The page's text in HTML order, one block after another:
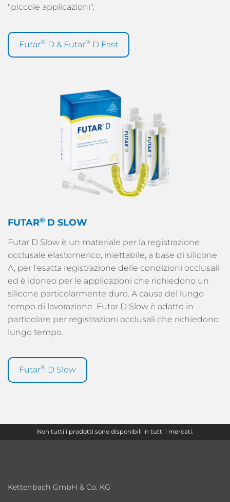
"piccole applicazioni".
Futar® D & Futar® D Fast
FUTAR® D SLOW
Futar D Slow è un materiale per la registrazione
occlusale elastomerico, iniettabile, a base di silicone
A, per l'esatta registrazione delle condizioni occlusali
ed è idoneo per le applicazioni che richiedono un
silicone particolarmente duro. A causa del lungo
tempo di lavorazione Futar D Slow è adatto in
particolare per registrazioni occlusali che richiedono
lungo tempo.
Futar® D Slow
Non tutti i prodotti sono disponibili in tutti i mercati.
Kettenbach GmbH & Co. KG